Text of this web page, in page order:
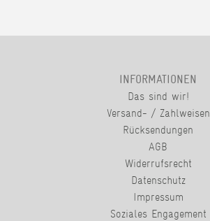
INFORMATIONEN
Das sind wir!
Versand- / Zahlweisen
Rücksendungen
AGB
Widerrufsrecht
Datenschutz
Impressum
Soziales Engagement